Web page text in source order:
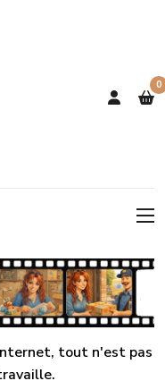
0
tout n'est pas